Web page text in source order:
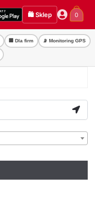
🛍️ Sklep 0
🏢 Dla firm 📡 Monitoring GPS